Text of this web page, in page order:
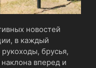
новостей
в каждый
брусья,
вперед и